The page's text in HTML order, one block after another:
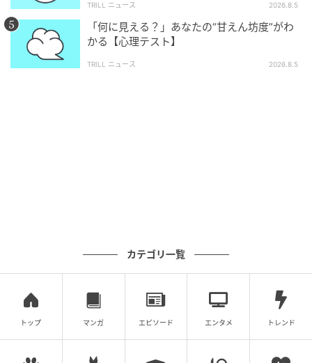
4. 沈む夕日を眺めているを選んだあなたは
「互いの独立心を尊重し合う 風通しの良い
絆」を求めている
由を保つために重要な要素となります。束縛のない関
係は、冷たさではなく、お互いの可能性を信じ合って
いるからこそ成立する、誠実で高度な信頼の形である
と言えるはずです。
お互いの世界を尊重しながら、自転車を漕ぐように向
TRILL ニュース 2026.8.5
「何に見える？」あなたの“甘えん坊度”がわ
かる【心理テスト】
TRILL ニュース 2026.8.5
カテゴリ一覧
トップ マンガ エピソード エンタメ トレンド